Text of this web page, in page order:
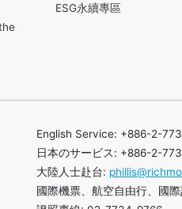
ESG永續專區
English Service: +886-2-
日本のサービス: +886-2-
大陸人士赴台:
國際機票、航空自由行、國